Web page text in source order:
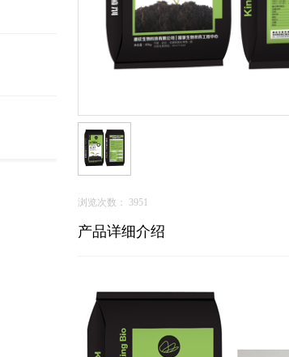
浏览次数： 3951
产品详细介绍